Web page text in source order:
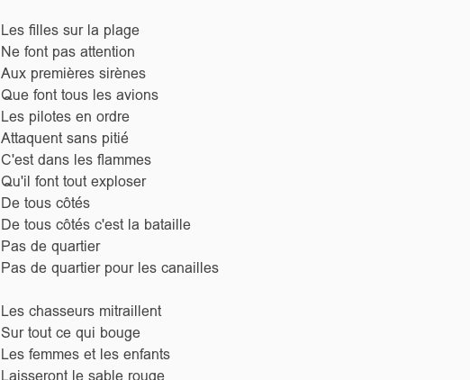
Les filles sur la plage
Ne font pas attention
Aux premières sirènes
Que font tous les avions
Les pilotes en ordre
Attaquent sans pitié
C'est dans les flammes
Qu'il font tout exploser
De tous côtés
De tous côtés c'est la bataille
Pas de quartier
Pas de quartier pour les canailles
Les chasseurs mitraillent
Sur tout ce qui bouge
Les femmes et les enfants